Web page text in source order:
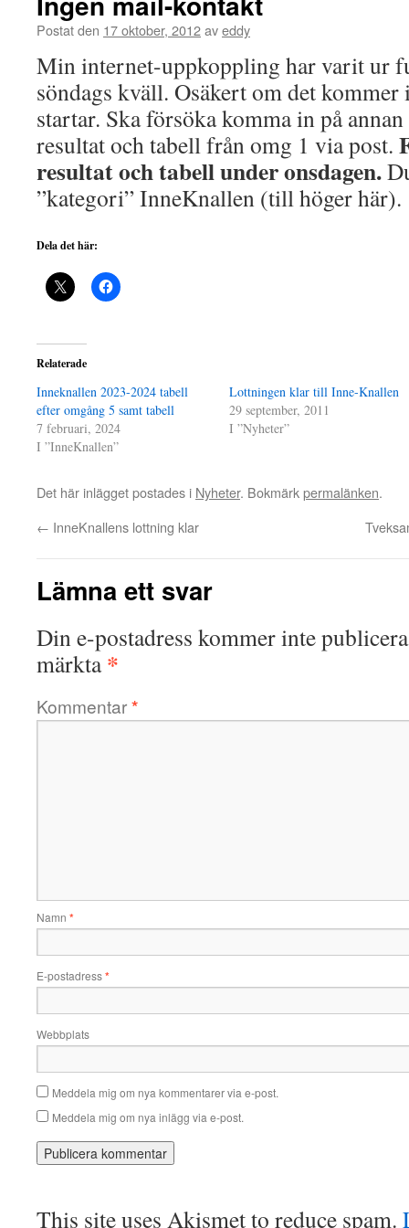
Postat den 17 oktober, 2012aveddy
Min internet-uppkoppling har varit ur
söndags kväll. Osäkert om det
startar. Ska försöka komma in på
resultat och tabell från omg 1 via post.
resultat och tabell under onsdagen.
”kategori” InneKnallen (till höger här).
Dela det här:
Relaterade
Inneknallen 2023-2024 tabell
efter omgång 5 samt tabell
7 februari, 2024
I ”InneKnallen”
Lottningen klar till Inne-Knallen
29 september, 2011
I ”Nyheter”
Det här inlägget postades i Nyheter. Bokmärkpermalänken.
← InneKnallens lottning klar
Lämna ett svar
Din e-postadress kommer inte
märkta*
Kommentar*
Namn *
E-postadress*
Webbplats
Meddela mig om nya kommentarer via e-post.
Meddela mig om nya inlägg via e-post.
This site uses Akismet to reduce spam.